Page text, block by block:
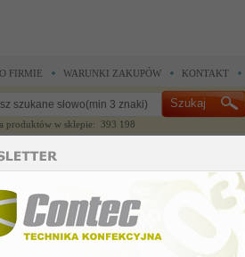
O FIRMIE WARUNKI ZAKUPÓW KONTAKT
produktów w sklepie: 393 198
CZĘŚCI ZAMIENNE
szwalniczych >Części zamienne Union Special >
parts photocell us